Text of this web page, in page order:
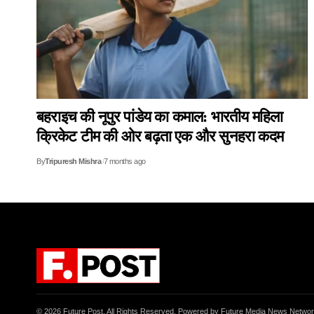
बहराइच की नूपुर पांडेय का कमाल: भारतीय महिला
क्रिकेट टीम की ओर बढ़ता एक और सुनहरा कदम
ByTripuresh Mishra 7 months ago
© 2026 Future Post. All Rights Reserved. Powered by Future Media News